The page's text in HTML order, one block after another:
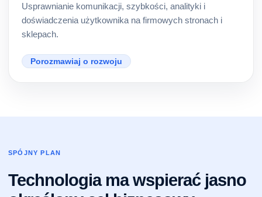
Usprawnianie komunikacji, szybkości, analityki i
doświadczenia użytkownika na firmowych stronach i
sklepach.
Porozmawiaj o rozwoju
SPÓJNY PLAN
Technologia ma wspierać jasno